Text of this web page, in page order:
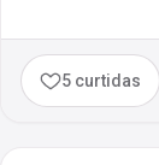
5 curtidas